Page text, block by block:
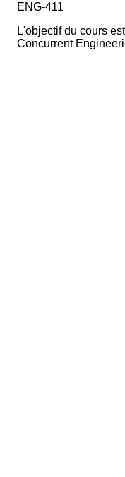
ENG-411
L'objectif du cours
Concurrent